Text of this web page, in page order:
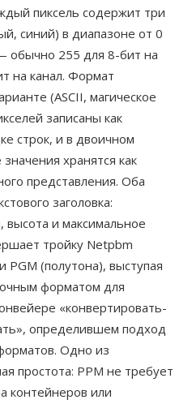
пиксель содержит три
синий) в диапазоне от 0
обычно 255 для 8-бит на
на канал. Формат
(ASCII, магическое
записаны как
строк, и в двоичном
хранятся как
представления. Оба
заголовка:
высота и максимальное
тройку Netpbm
PGM (полутона), выступая
форматом для
«конвертировать-
определившем подход
Одно из
простота: PPM не требует
контейнеров или